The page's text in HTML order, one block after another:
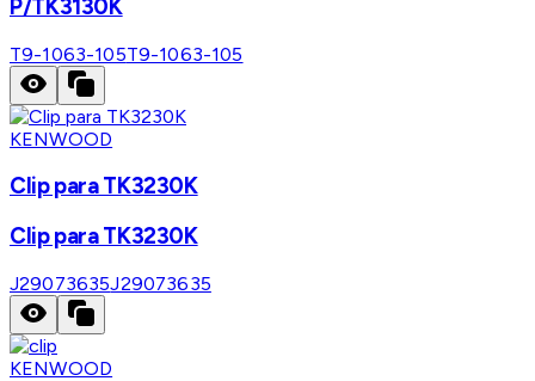
P/TK3130K
T9-1063-105T9-1063-105
KENWOOD
Clip para TK3230K
Clip para TK3230K
J29073635J29073635
KENWOOD